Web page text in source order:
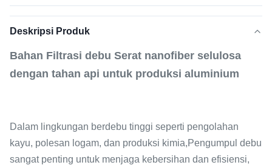
Deskripsi Produk
Bahan Filtrasi debu Serat nanofiber selulosa
dengan tahan api untuk produksi aluminium
Dalam lingkungan berdebu tinggi seperti pengolahan
kayu, polesan logam, dan produksi kimia,Pengumpul debu
sangat penting untuk menjaga kebersihan dan efisiensi,